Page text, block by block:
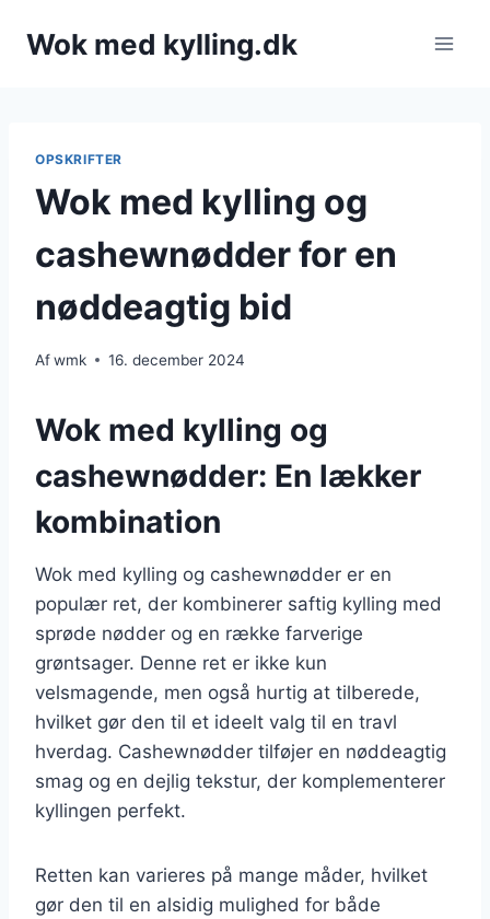
Wok med kylling.dk
OPSKRIFTER
Wok med kylling og
cashewnødder for en
nøddeagtig bid
Afwmk 16. december 2024
Wok med kylling og
cashewnødder: En lækker
kombination
Wok med kylling og cashewnødder er en
populær ret, der kombinerer saftig kylling med
sprøde nødder og en række farverige
grøntsager. Denne ret er ikke kun
velsmagende, men også hurtig at tilberede,
hvilket gør den til et ideelt valg til en travl
hverdag. Cashewnødder tilføjer en nøddeagtig
smag og en dejlig tekstur, der komplementerer
kyllingen perfekt.
Retten kan varieres på mange måder, hvilket
gør den til en alsidig mulighed for både